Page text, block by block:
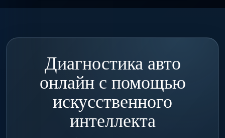
Диагностика авто
онлайн с помощью
искусственного
интеллекта